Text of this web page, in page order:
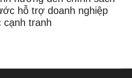
hỗ trợ doanh nghiệp
cạnh tranh